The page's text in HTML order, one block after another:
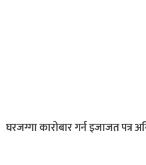
घरजग्गा कारोबार गर्न इजाजत पत्र